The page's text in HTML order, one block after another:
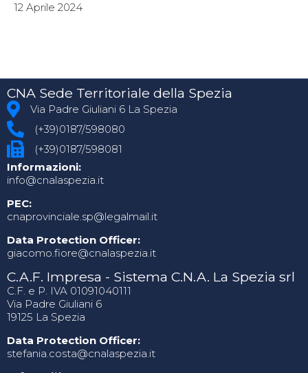
12 Aprile 2024
CNA Sede Territoriale della Spezia
Via Padre Giuliani 6 La Spezia
(+39)0187/598080
(+39)0187/598081
Informazioni:
info@cnalaspezia.it
PEC:
cnaprovinciale.sp@legalmail.it
Data Protection Officer:
giacomo.fiore@cnalaspezia.it
C.A.F. Impresa - Sistema C.N.A. La Spezia srl
C.F. e P. IVA 01091040111
Via Padre Giuliani 6
19125 La Spezia
Data Protection Officer:
stefania.costa@cnalaspezia.it